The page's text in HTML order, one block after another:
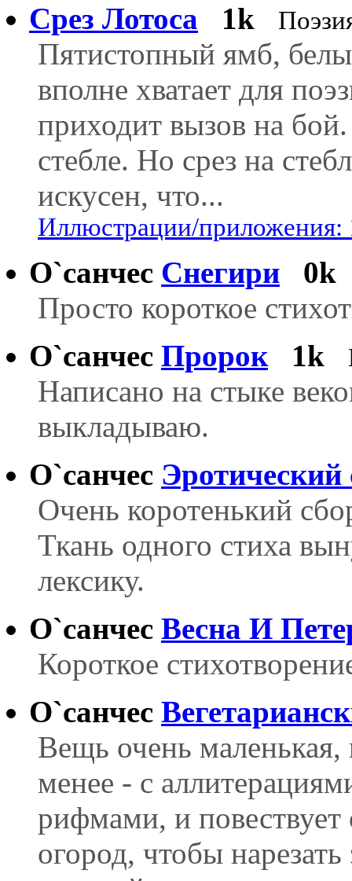
Срез Лотоса
1k
Пятистопный ямб,
вполне хватает для
приходит вызов на
стебле. Но срез на
искусен, что...
Иллюстрации/приложения:
О`санчес Снегири
0k
Просто короткое
О`санчес Пророк 1k
Написано на стыке
выкладываю.
О`санчес Эротический
Очень коротенький
Ткань одного стиха
лексику.
О`санчес Весна И
Короткое
О`санчес
Вещь очень
менее - с
рифмами, и
огород, чтобы